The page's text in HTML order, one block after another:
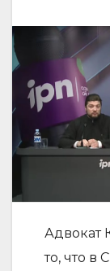
Адвокат
то, что в